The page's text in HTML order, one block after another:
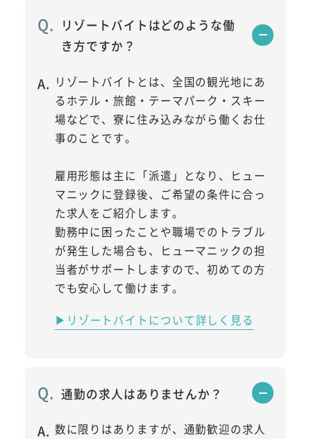
リゾートバイトはどのような働
き方ですか？
リゾートバイトとは、全国の観光地にあ
るホテル・旅館・テーマパーク・スキー
場などで、寮に住み込みながら働くお仕
事のことです。
雇用形態は主に「派遣」となり、ヒュー
マニックに登録後、ご希望の条件に合っ
た求人をご紹介します。
勤務中に困ったことや職場でのトラブル
が発生した場合も、ヒューマニックの担
当者がサポートしますので、初めての方
でも安心して働けます。
▶リゾートバイトについて詳しく見る
通勤の求人はありませんか？
数に限りはありますが、通勤歓迎の求人